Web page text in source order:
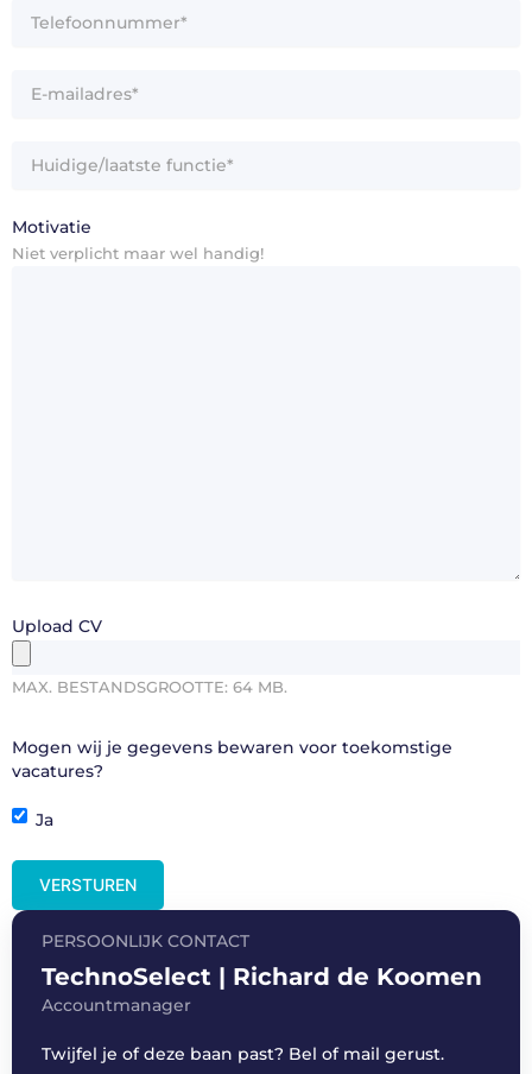
mailadres
Huidige/laatste
functie
Motivatie
Niet verplicht maar wel handig!
Upload CV
MAX. BESTANDSGROOTTE: 64 MB.
Mogen wij je gegevens bewaren voor toekomstige
vacatures?
Ja
PERSOONLIJK CONTACT
TechnoSelect | Richard de Koomen
Accountmanager
Twijfel je of deze baan past? Bel of mail gerust.